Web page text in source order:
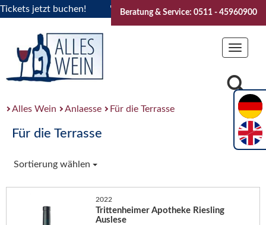
jetzt buchen! "Das Sommerfest 2026" Vive la
Beratung & Service: 0511 - 45960900
Toggle
Alles Wein Anlaesse Für die Terrasse
Für die Terrasse
Sortierung wählen
2022
Trittenheimer Apotheke Riesling
Auslese